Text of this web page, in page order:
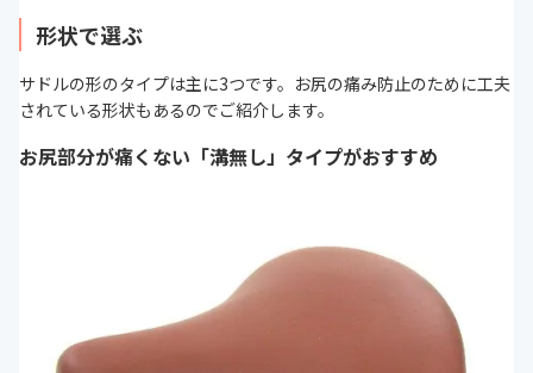
形状で選ぶ
サドルの形のタイプは主に3つです。お尻の痛み防止のために工夫
されている形状もあるのでご紹介します。
お尻部分が痛くない「溝無し」タイプがおすすめ